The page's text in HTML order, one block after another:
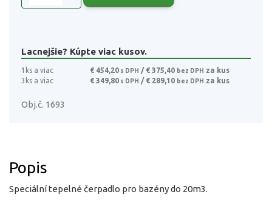
Lacnejšie? Kúpte viac kusov.
1ks a viac € 454,20 s DPH / € 375,40 bez DPH za kus
3ks a viac
€ 349,80 s DPH / € 289,10 bez DPH za kus
Obj.č. 1693
Popis
Speciální tepelné čerpadlo pro bazény do 20m3.